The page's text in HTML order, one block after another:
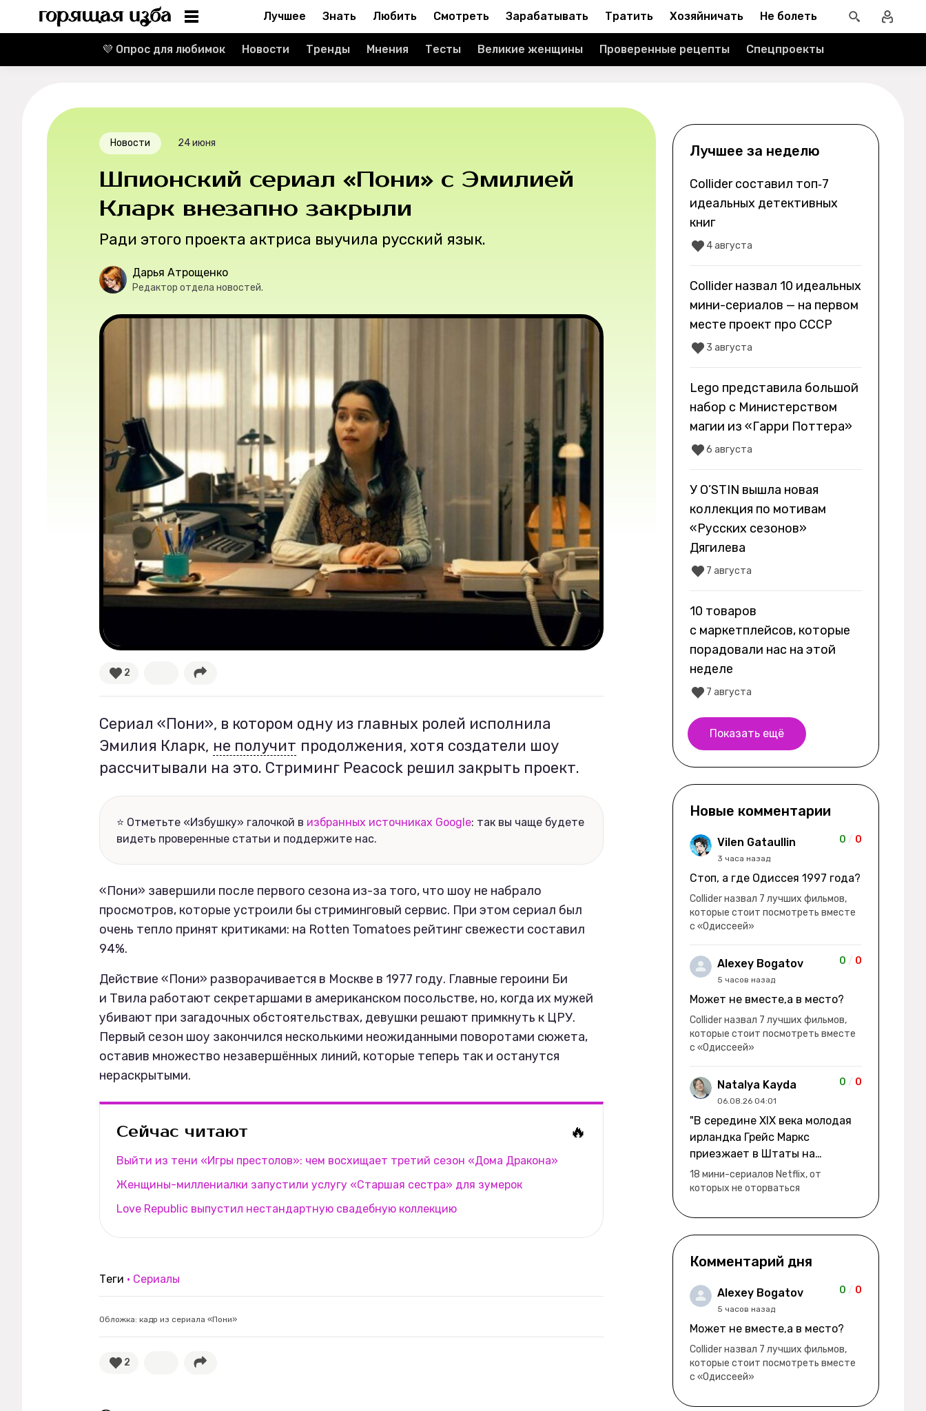
Реклама
О проекте
Секспросвет
Великие женщины
Лучшее Знать Любить Смотреть Зарабатывать Тратить Хозяйничать Не болеть
💜 Опрос для любимок Новости Тренды Мнения Тесты Великие женщины Проверенные рецепты Спецпроекты
Новости 24 июня
Шпионский сериал «Пони» с Эмилией
Кларк внезапно закрыли
Ради этого проекта актриса выучила русский язык.
Дарья Атрощенко
Редактор отдела новостей.
2
Сериал «Пони», в котором одну из главных ролей исполнила
Эмилия Кларк, не получит продолжения, хотя создатели шоу
рассчитывали на это. Стриминг Peacock решил закрыть проект.
⭐ Отметьте «Избушку» галочкой в избранных источниках Google: так вы чаще будете
видеть проверенные статьи и поддержите нас.
«Пони» завершили после первого сезона из-за того, что шоу не набрало
просмотров, которые устроили бы стриминговый сервис. При этом сериал был
очень тепло принят критиками: на Rotten Tomatoes рейтинг свежести составил
94%.
Действие «Пони» разворачивается в Москве в 1977 году. Главные героини Би
и Твила работают секретаршами в американском посольстве, но, когда их мужей
убивают при загадочных обстоятельствах, девушки решают примкнуть к ЦРУ.
Первый сезон шоу закончился несколькими неожиданными поворотами сюжета,
оставив множество незавершённых линий, которые теперь так и останутся
нераскрытыми.
Сейчас читают 🔥
Выйти из тени «Игры престолов»: чем восхищает третий сезон «Дома Дракона»
Женщины-миллениалки запустили услугу «Старшая сестра» для зумерок
Love Republic выпустил нестандартную свадебную коллекцию
Теги Сериалы
Обложка: кадр из сериала «Пони»
2
Лучшее за неделю
Collider составил топ‑7
идеальных детективных
книг
4 августа
Collider назвал 10 идеальных
мини-сериалов — на первом
месте проект про СССР
3 августа
Lego представила большой
набор с Министерством
магии из «Гарри Поттера»
6 августа
У O’STIN вышла новая
коллекция по мотивам
«Русских сезонов»
Дягилева
7 августа
10 товаров
с маркетплейсов, которые
порадовали нас на этой
неделе
7 августа
Показать ещё
Новые комментарии
Vilen Gataullin
3 часа назад
0 / 0
Стоп, а где Одиссея 1997 года?
Collider назвал 7 лучших фильмов,
которые стоит посмотреть вместе
с «Одиссеей»
Alexey Bogatov
5 часов назад
0 / 0
Может не вместе,а в место?
Collider назвал 7 лучших фильмов,
которые стоит посмотреть вместе
с «Одиссеей»
Natalya Kayda
06.08.26 04:01
0 / 0
"В середине XIX века молодая
ирландка Грейс Маркс
приезжает в Штаты на
заработки" не на заработки -
она иммигрирует с семьей и не
сексом ради удовольствия, а
не для зачатия" - героиня уже
беременна, это и есть причина
ее побега из общины. не в
первый раз замечаю такие
косяки. с ИИ пишете? :)
18 мини-сериалов Netflix, от
которых не оторваться
Комментарий дня
Alexey Bogatov
5 часов назад
0 / 0
Может не вместе,а в место?
Collider назвал 7 лучших фильмов,
которые стоит посмотреть вместе
с «Одиссеей»